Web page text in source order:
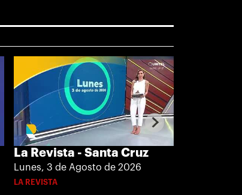
La Revista - Santa Cruz
Lunes, 3 de Agosto de 2026
LA REVISTA